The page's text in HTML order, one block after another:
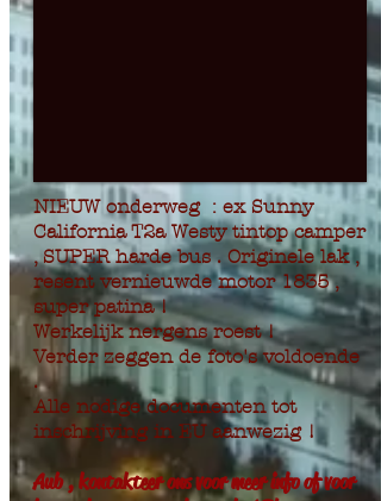
NIEUW onderweg : ex Sunny
CaliforniaT2a Westy tintop camper
, SUPER harde bus. Originele lak ,
resent vernieuwde motor 1835 ,
super patina !
Werkelijk nergens roest !
Verder zeggen de foto's voldoende
.
Alle nodige documenten tot
inschrijving in EU aanwezig !
Aub , kontakteer ons voor meer info of voor